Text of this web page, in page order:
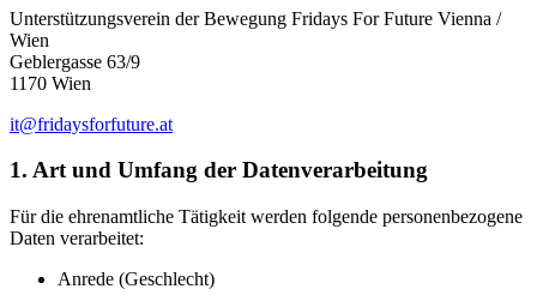
Unterstützungsverein der Bewegung Fridays For Future Vienna /
Wien
Geblergasse 63/9
1170 Wien
it@fridaysforfuture.at
1. Art und Umfang der Datenverarbeitung
Für die ehrenamtliche Tätigkeit werden folgende personenbezogene
Daten verarbeitet:
Anrede (Geschlecht)